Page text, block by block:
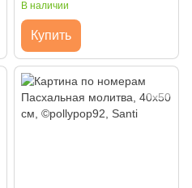
В наличии
Купить